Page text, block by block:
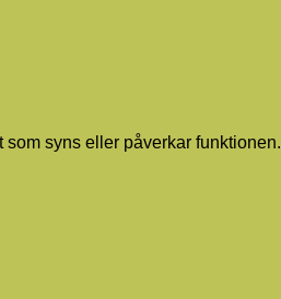
syns eller påverkar funktionen.